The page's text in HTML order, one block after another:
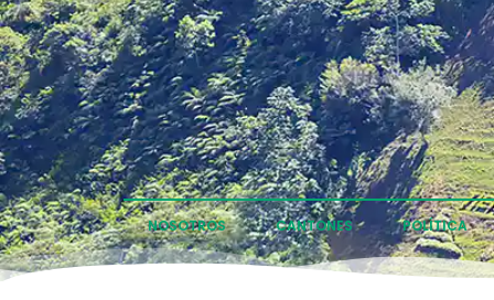
NOSOTROS CANTONES POLÍTICA